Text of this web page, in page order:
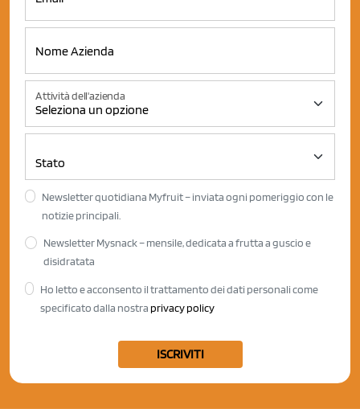
Attività dell'azienda
Newsletter quotidiana Myfruit – inviata ogni pomeriggio con le
notizie principali.
Newsletter Mysnack – mensile, dedicata a frutta a guscio e
disidratata
Ho letto e acconsento il trattamento dei dati personali come
specificato dalla nostra privacy policy
ISCRIVITI